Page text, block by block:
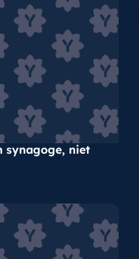
synagoge, niet